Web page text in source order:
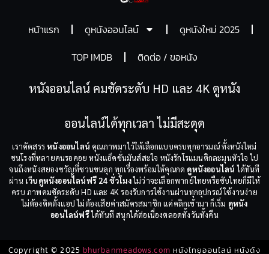
หน้าแรก ดูหนังออนไลน์
ดูหนังใหม่ 2025
TOP IMDB
ติดต่อ / ขอหนัง
หนังออนไลน์ คมชัดระดับ HD และ 4K ดูหนัง
ออนไลน์ได้ทุกเวลา ไม่มีสะดุด
เราคัดสรรหนังออนไลน์ คุณภาพมาไว้ให้เลือกแบบครบทุกอารมณ์ ทั้งหนังใหม่
ชนโรงที่หลายคนรอคอย หนังแอ็คชั่นมันส์สะใจ หนังรักโรแมนติกละมุนหัวใจ ไป
จนถึงหนังสยองขวัญที่ชวนขนลุก ทุกเรื่องพร้อมให้คุณกด ดูหนังออนไลน์ ได้ทันที
ผ่าน เว็บดูหนังออนไลน์ฟรี 24 ชั่วโมงไม่ว่าจะเลือกพากย์ไทยหรือซับไทยก็มีให้
ครบ ภาพคมชัดระดับ HD และ 4K รองรับการใช้งานผ่านทุกอุปกรณ์ ใช้งานง่าย
ไม่ต้องติดตั้งแอป ไม่ต้องเสียค่าสมัครสมาชิก แค่คลิกเข้ามา ก็เริ่ม ดูหนัง
ออนไลน์ฟรีได้ทันที สนุกได้ต่อเนื่องตลอดทั้งวันทั้งคืน
Copyright © 2025 bhurbanmeadows.com หนังไทยออนไลน์ หนังดัง